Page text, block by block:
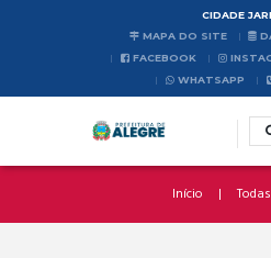
CIDADE
MAPA DO SITE
FACEBOOK
WHATSAPP
Início